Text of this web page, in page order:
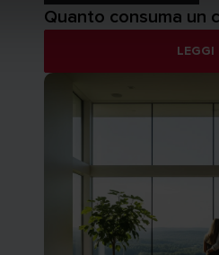
Quanto consuma un
LEGGI